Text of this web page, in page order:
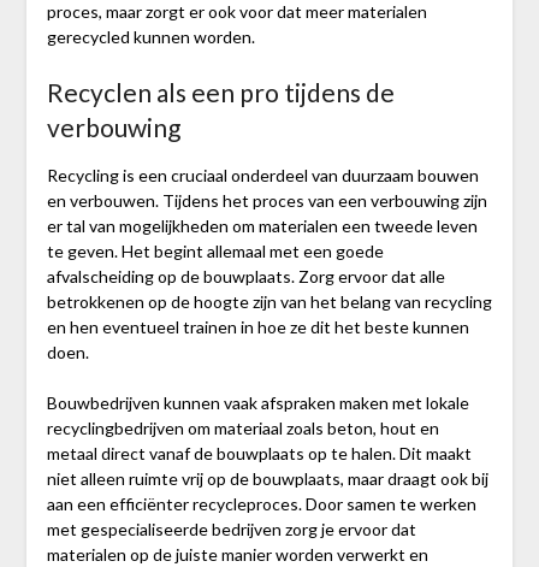
proces, maar zorgt er ook voor dat meer materialen
gerecycled kunnen worden.
Recyclen als een pro tijdens de
verbouwing
Recycling is een cruciaal onderdeel van duurzaam bouwen
en verbouwen. Tijdens het proces van een verbouwing zijn
er tal van mogelijkheden om materialen een tweede leven
te geven. Het begint allemaal met een goede
afvalscheiding op de bouwplaats. Zorg ervoor dat alle
betrokkenen op de hoogte zijn van het belang van recycling
en hen eventueel trainen in hoe ze dit het beste kunnen
doen.
Bouwbedrijven kunnen vaak afspraken maken met lokale
recyclingbedrijven om materiaal zoals beton, hout en
metaal direct vanaf de bouwplaats op te halen. Dit maakt
niet alleen ruimte vrij op de bouwplaats, maar draagt ook bij
aan een efficiënter recycleproces. Door samen te werken
met gespecialiseerde bedrijven zorg je ervoor dat
materialen op de juiste manier worden verwerkt en